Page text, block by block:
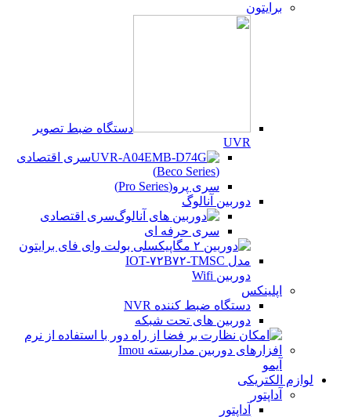
برایتون
دستگاه ضبط تصویر
UVR
سری اقتصادی
(Beco Series)
سری پرو(Pro Series)
دوربین آنالوگ
سری اقتصادی
سری حرفه ای
دوربین Wifi
اپلینکس
دستگاه ضبط کننده NVR
دوربین های تحت شبکه
آیمو
لوازم الکتریکی
آداپتور
آداپتور